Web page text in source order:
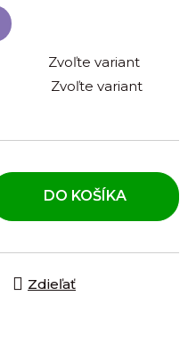
Zvoľte variant
Zvoľte variant
DO KOŠÍKA
Zdieľať